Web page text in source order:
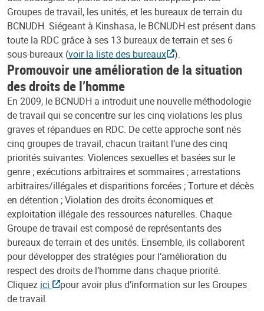
Groupes de travail, les unités, et les bureaux de terrain du
BCNUDH. Siégeant à Kinshasa, le BCNUDH est présent dans
toute la RDC grâce à ses 13 bureaux de terrain et ses 6
sous-bureaux (voir la liste des bureaux ).
Promouvoir une amélioration de la situation
des droits de l’homme
En 2009, le BCNUDH a introduit une nouvelle méthodologie
de travail qui se concentre sur les cinq violations les plus
graves et répandues en RDC. De cette approche sont nés
cinq groupes de travail, chacun traitant l’une des cinq
priorités suivantes: Violences sexuelles et basées sur le
genre ; exécutions arbitraires et sommaires ; arrestations
arbitraires/illégales et disparitions forcées ; Torture et décès
en détention ; Violation des droits économiques et
exploitation illégale des ressources naturelles. Chaque
Groupe de travail est composé de représentants des
bureaux de terrain et des unités. Ensemble, ils collaborent
pour développer des stratégies pour l’amélioration du
respect des droits de l’homme dans chaque priorité.
Cliquez ici
pour avoir plus d’information sur les Groupes
de travail.